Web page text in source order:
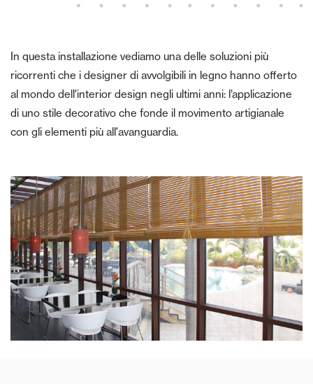
In questa installazione vediamo una delle soluzioni più
ricorrenti che i designer di avvolgibili in legno hanno offerto
al mondo dell'interior design negli ultimi anni: l’applicazione
di uno stile decorativo che fonde il movimento artigianale
con gli elementi più all'avanguardia.